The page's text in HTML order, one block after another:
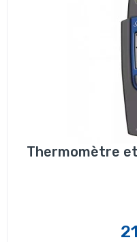
Thermomètre